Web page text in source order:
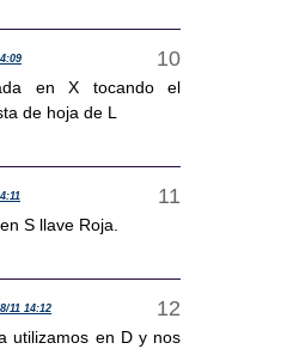
en X tocando el
de hoja de L
S llave Roja.
11 14:12
utilizamos en D y nos